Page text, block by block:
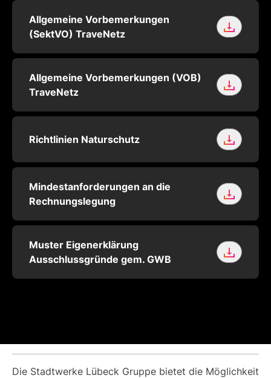
Allgemeine Vorbemerkungen
(SektVO) TraveNetz
Allgemeine Vorbemerkungen (VOB)
TraveNetz
Richtlinien Naturschutz
Mindestanforderungen an die
Rechnungslegung
Muster Eigenerklärung
Ausschlussgründe gem. GWB
Die Stadtwerke Lübeck Gruppe bietet die Möglichkeit